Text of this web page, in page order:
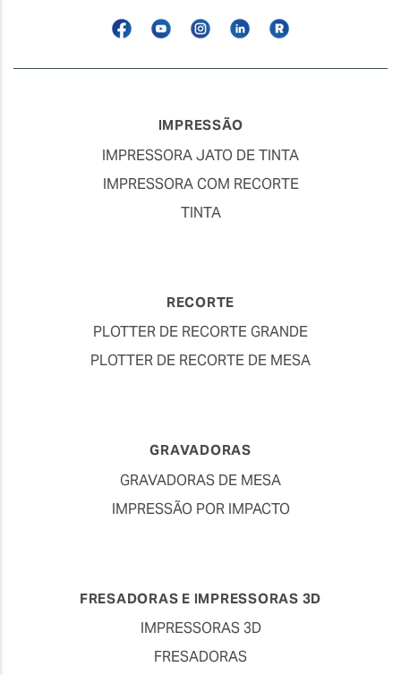
FacebookYouTubeInstagramLinkedinRoland
IMPRESSÃO
IMPRESSORA JATO DE TINTA
IMPRESSORA COM RECORTE
TINTA
RECORTE
PLOTTER DE RECORTE GRANDE
PLOTTER DE RECORTE DE MESA
GRAVADORAS
GRAVADORAS DE MESA
IMPRESSÃO POR IMPACTO
FRESADORAS E IMPRESSORAS 3D
IMPRESSORAS 3D
FRESADORAS